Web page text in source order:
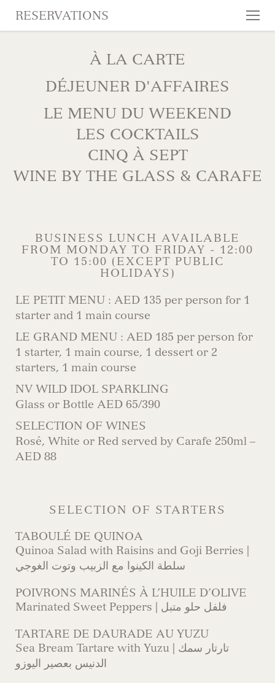
SKIP TO CONTENT
RESERVATIONS
À LA CARTE
DÉJEUNER D'AFFAIRES
LE MENU DU WEEKEND
LES COCKTAILS
CINQ À SEPT
WINE BY THE GLASS & CARAFE
BUSINESS LUNCH AVAILABLE
FROM MONDAY TO FRIDAY - 12:00
TO 15:00 (EXCEPT PUBLIC
HOLIDAYS)
LE PETIT MENU : AED 135 per person for 1
starter and 1 main course
LE GRAND MENU : AED 185 per person for
1 starter, 1 main course, 1 dessert or 2
starters, 1 main course
NV WILD IDOL SPARKLING
Glass or Bottle AED 65/390
SELECTION OF WINES
Rosé, White or Red served by Carafe 250ml –
AED 88
SELECTION OF STARTERS
TABOULÉ DE QUINOA
Quinoa Salad with Raisins and Goji Berries |
سلطة الكينوا مع الزبيب وتوت الغوجي
POIVRONS MARINÉS À L’HUILE D’OLIVE
Marinated Sweet Peppers | فلفل حلو متبل
TARTARE DE DAURADE AU YUZU
Sea Bream Tartare with Yuzu | تارتار سمك
الدنيس بعصير اليوزو